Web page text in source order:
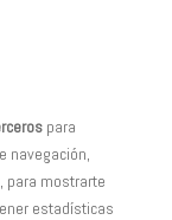
para
navegación,
para mostrarte
estadísticas